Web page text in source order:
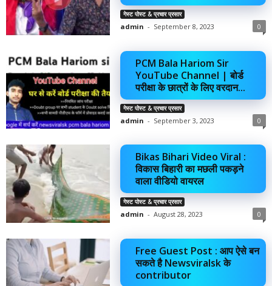
गेस्ट पोस्ट & प्रचार प्रसार
admin - September 8, 2023 0
PCM Bala Hariom Sir
YouTube Channel | बोर्ड
परीक्षा के छात्रों के लिए वरदान...
गेस्ट पोस्ट & प्रचार प्रसार
admin - September 3, 2023 0
Bikas Bihari Video Viral :
विकास बिहारी का मछली पकड़ने
वाला वीडियो वायरल
गेस्ट पोस्ट & प्रचार प्रसार
admin - August 28, 2023 0
Free Guest Post : आप ऐसे बन
सकते है Newsviralsk के
contributor